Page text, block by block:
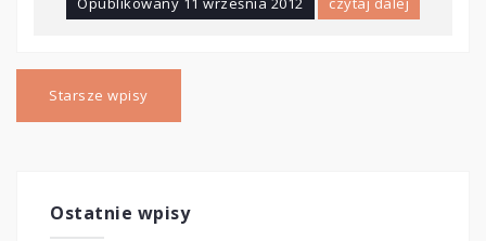
wpisach
Starsze wpisy
Ostatnie wpisy